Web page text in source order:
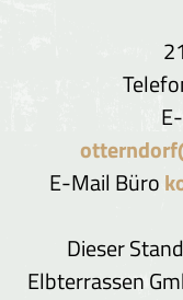
E-Mail Büro
Dieser
Elbterrassen